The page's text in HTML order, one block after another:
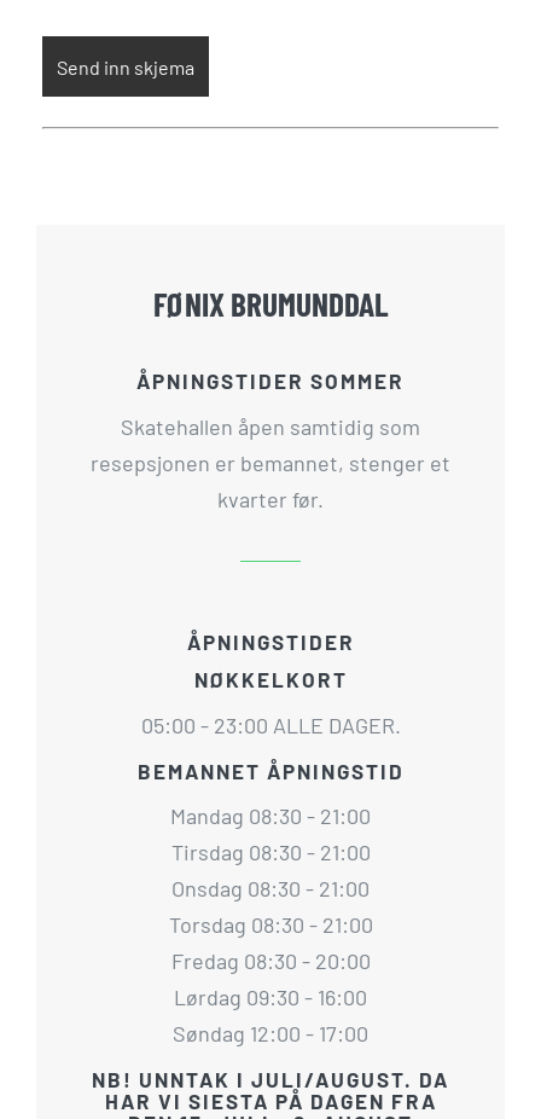
FØNIX BRUMUNDDAL
ÅPNINGSTIDER SOMMER
Skatehallen åpen samtidig som
resepsjonen er bemannet, stenger et
kvarter før.
ÅPNINGSTIDER
NØKKELKORT
05:00 - 23:00 ALLE DAGER.
BEMANNET ÅPNINGSTID
Mandag 08:30 - 21:00
Tirsdag 08:30 - 21:00
Onsdag 08:30 - 21:00
Torsdag 08:30 - 21:00
Fredag 08:30 - 20:00
Lørdag 09:30 - 16:00
Søndag 12:00 - 17:00
NB! UNNTAK I JULI/AUGUST. DA
HAR VI SIESTA PÅ DAGEN FRA